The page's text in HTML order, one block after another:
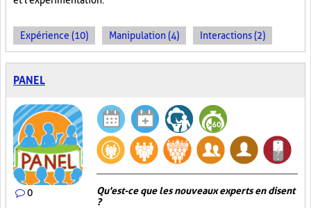
Expérience (10) Manipulation (4) Interactions (2)
PANEL
0
Qu'est-ce que les nouveaux experts en disent
?